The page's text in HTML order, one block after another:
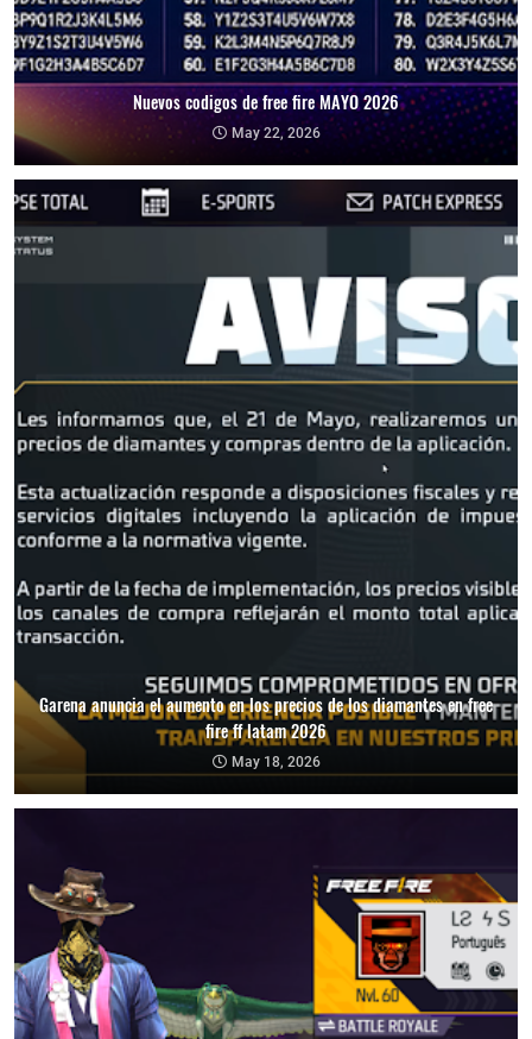
Nuevos codigos de free fire MAYO 2026
May 22, 2026
Garena anuncia el aumento en los precios de los diamantes en free
fire ff latam 2026
May 18, 2026